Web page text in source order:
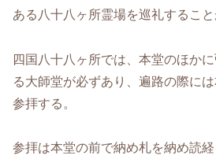
ある八十八ヶ所霊場を巡礼すること
四国八十八ヶ所では、本堂のほか
る大師堂が必ずあり、遍路の際に
参拝する。
参拝は本堂の前で納め札を納め読